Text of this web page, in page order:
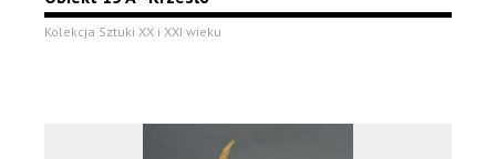
Kolekcja Sztuki XX i XXI wieku